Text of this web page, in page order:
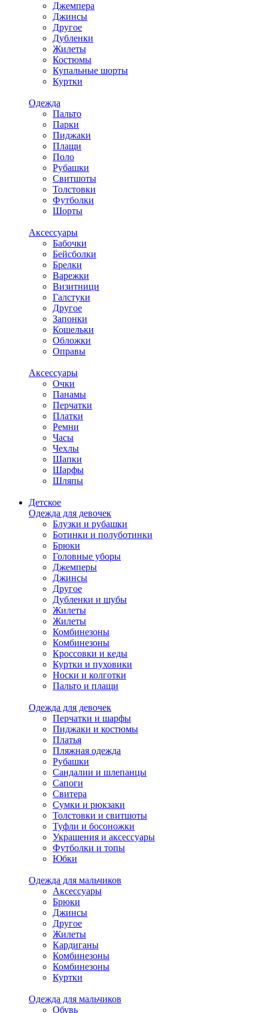
Джемпера
Джинсы
Другое
Дубленки
Жилеты
Костюмы
Купальные шорты
Куртки
Одежда
Пальто
Парки
Пиджаки
Плащи
Поло
Рубашки
Свитшоты
Толстовки
Футболки
Шорты
Аксессуары
Бабочки
Бейсболки
Брелки
Варежки
Визитници
Галстуки
Другое
Запонки
Кошельки
Обложки
Оправы
Аксессуары
Очки
Панамы
Перчатки
Платки
Ремни
Часы
Чехлы
Шапки
Шарфы
Шляпы
Детское
Одежда для девочек
Блузки и рубашки
Ботинки и полуботинки
Брюки
Головные уборы
Джемперы
Джинсы
Другое
Дубленки и шубы
Жилеты
Жилеты
Комбинезоны
Комбинезоны
Кроссовки и кеды
Куртки и пуховики
Носки и колготки
Пальто и плащи
Одежда для девочек
Перчатки и шарфы
Пиджаки и костюмы
Платья
Пляжная одежда
Рубашки
Сандалии и шлепанцы
Сапоги
Свитера
Сумки и рюкзаки
Толстовки и свитшоты
Туфли и босоножки
Украшения и аксессуары
Футболки и топы
Юбки
Одежда для мальчиков
Аксессуары
Брюки
Джинсы
Другое
Жилеты
Кардиганы
Комбинезоны
Комбинезоны
Куртки
Одежда для мальчиков
Обувь